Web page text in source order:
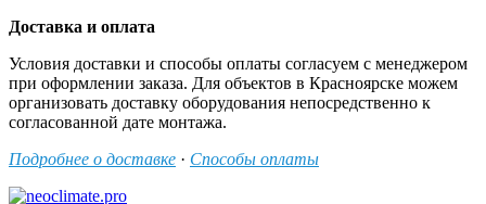
Доставка и оплата
Условия доставки и способы оплаты согласуем с менеджером
при оформлении заказа. Для объектов в Красноярске можем
организовать доставку оборудования непосредственно к
согласованной дате монтажа.
Подробнее о доставке · Способы оплаты